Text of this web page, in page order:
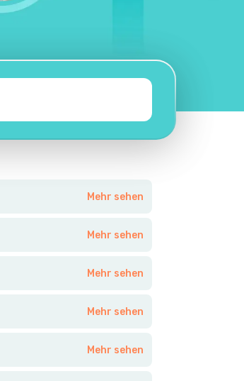
Mehr sehen
Mehr sehen
Mehr sehen
Mehr sehen
Mehr sehen